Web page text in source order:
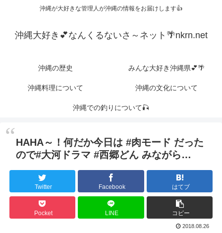
沖縄が大好きな管理人が沖縄の情報をお届けします👍
沖縄大好き💕なんくるないさ～ネット🌴nkrn.net
沖縄の歴史 みんな大好き沖縄県💕🌴
沖縄料理について 沖縄の文化について
沖縄での釣りについて🎣
HAHA～！何だか今日は #肉モード だった
ので#大河ドラマ #西郷どん みながら…
Twitter Facebook はてブ
Pocket LINE コピー
2018.08.26